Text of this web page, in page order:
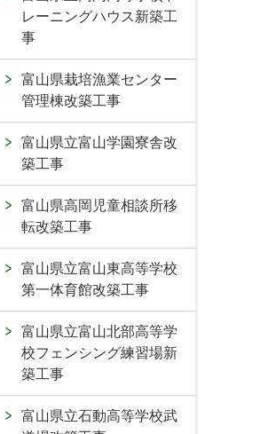
レーニングハウス新築工
事
富山県栽培漁業センター
管理棟改築工事
富山県立富山学園寮舎改
築工事
富山県高岡児童相談所移
転改築工事
富山県立富山東高等学校
第一体育館改築工事
富山県立富山北部高等学
校フェンシング練習場新
築工事
富山県立石動高等学校武